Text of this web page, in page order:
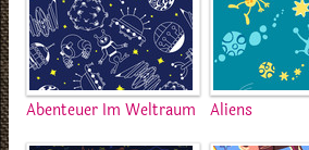
Abenteuer Im Weltraum Aliens